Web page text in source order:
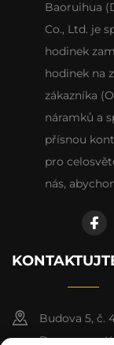
Baoruihua
Co., Ltd. je
hodinek
hodinek na
zákazníka
náramků a
přísnou
pro
nás,
Budova 5, č.
Dongguan,